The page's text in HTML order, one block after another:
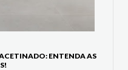
ENTENDA AS